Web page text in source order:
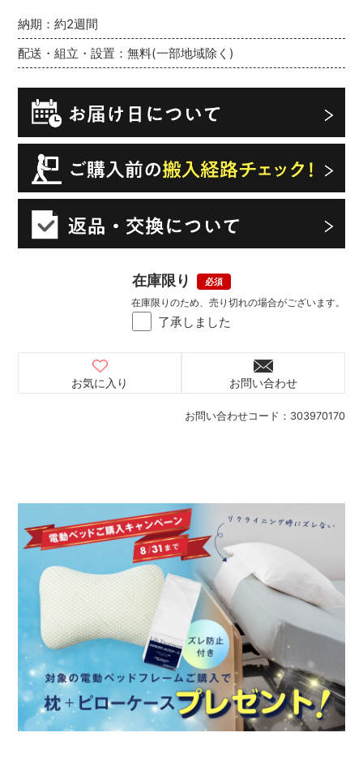
お問い合わせコード： 303970170
納期：約2週間
配送・組立・設置：無料(一部地域除く)
在庫限り
了承しました
在庫限りのため、売り切れの場合がございます。
お気に入り お問い合わせ